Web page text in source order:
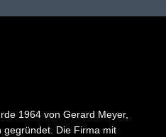
1964 von Gerard Meyer,
gegründet. Die Firma mit